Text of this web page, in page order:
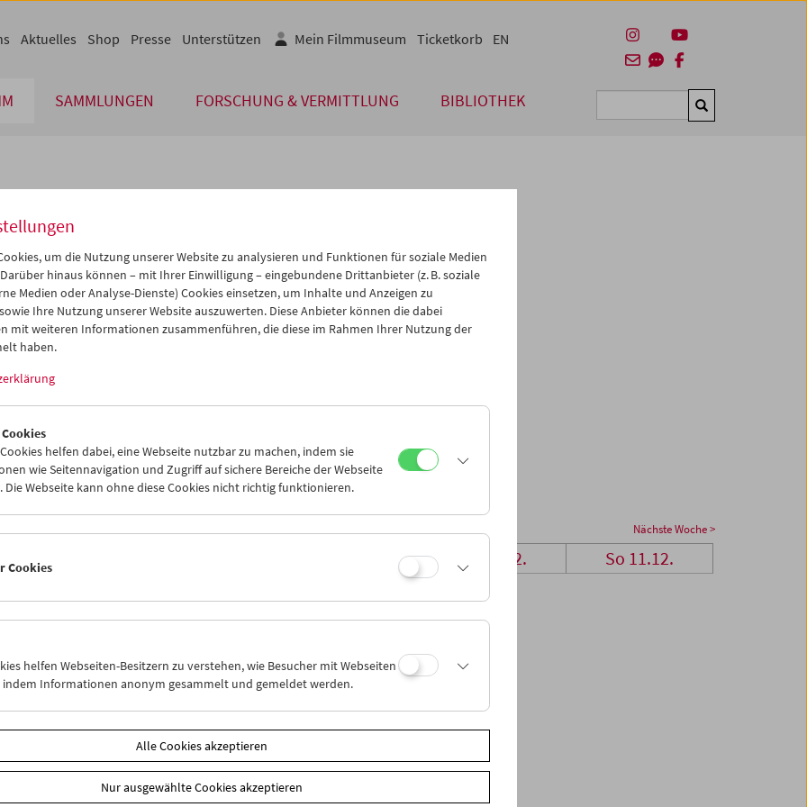
SAMMLUNGEN FORSCHUNG & VERMITTLUNG BIBLIOTHEK Suchen
Aktuelles Shop Presse Unterstützen Mein Filmmuseum Ticketkorb EN
Dez 2011 >>
Mi Do Fr Sa So
30 01 02 03
04
07 08 09 10
11
14 15
21 22
04
iCalender
Programmheft-PDF
English language or subtitles
Nächste Woche >
Mi 7.12. Sa 10.12. So 11.12.
um die Nutzung unserer Website zu analysieren und Funktionen für soziale Medien
hinaus können – mit Ihrer Einwilligung – eingebundene Drittanbieter (z. B. soziale
Medien oder Analyse-Dienste) Cookies einsetzen, um Inhalte und Anzeigen zu
Ihre Nutzung unserer Website auszuwerten. Diese Anbieter können die dabei
mit weiteren Informationen zusammenführen, die diese im Rahmen Ihrer Nutzung der
haben.
helfen dabei, eine Webseite nutzbar zu machen, indem sie
wie Seitennavigation und Zugriff auf sichere Bereiche der Webseite
Die Webseite kann ohne diese Cookies nicht richtig funktionieren.
Cookies
helfen Webseiten-Besitzern zu verstehen, wie Besucher mit Webseiten
indem Informationen anonym gesammelt und gemeldet werden.
Alle Cookies akzeptieren
Nur ausgewählte Cookies akzeptieren